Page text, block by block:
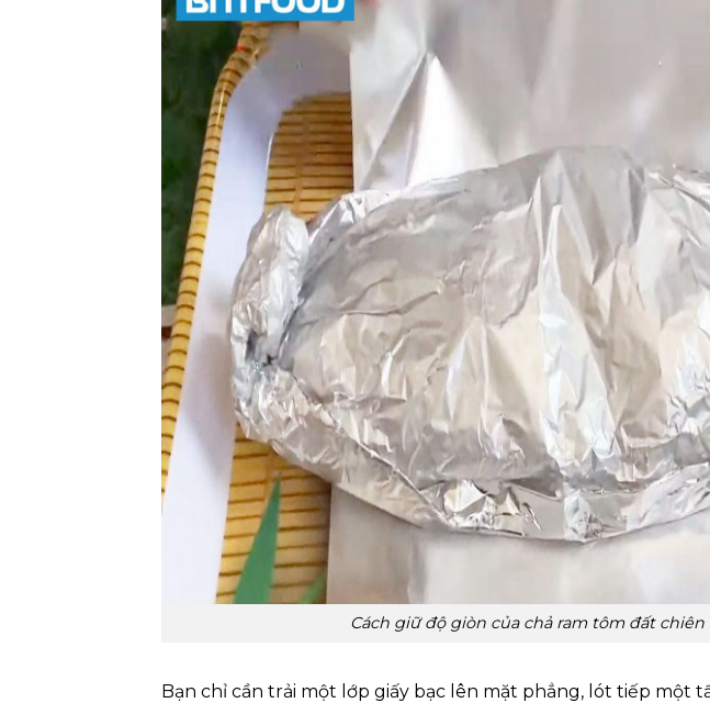
Cách giữ độ giòn của chả ram tôm đất chiên
Bạn chỉ cần trải một lớp giấy bạc lên mặt phẳng, lót tiếp một